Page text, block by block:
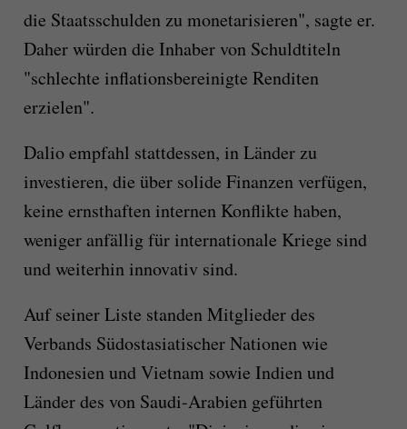
die Staatsschulden zu monetarisieren", sagte er.
Daher würden die Inhaber von Schuldtiteln
"schlechte inflationsbereinigte Renditen
erzielen".
Dalio empfahl stattdessen, in Länder zu
investieren, die über solide Finanzen verfügen,
keine ernsthaften internen Konflikte haben,
weniger anfällig für internationale Kriege sind
und weiterhin innovativ sind.
Auf seiner Liste standen Mitglieder des
Verbands Südostasiatischer Nationen wie
Indonesien und Vietnam sowie Indien und
Länder des von Saudi-Arabien geführten